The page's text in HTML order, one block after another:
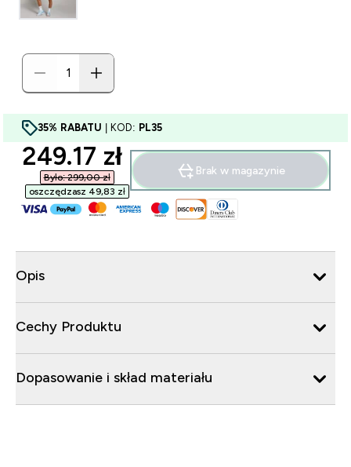
35% RABATU | KOD: PL35
discounted price
249.17 zł‎
Było: 299,00 zł‎
oszczędzasz 49,83 zł‎
Brak w magazynie
Opis
Cechy Produktu
Dopasowanie i skład materiału